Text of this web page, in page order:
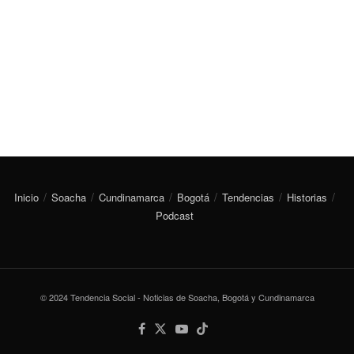
Inicio Soacha Cundinamarca Bogotá Tendencias
Historias
Podcast
© 2024 Tendencia Social - Noticias de Soacha, Bogotá y Cundinamarca